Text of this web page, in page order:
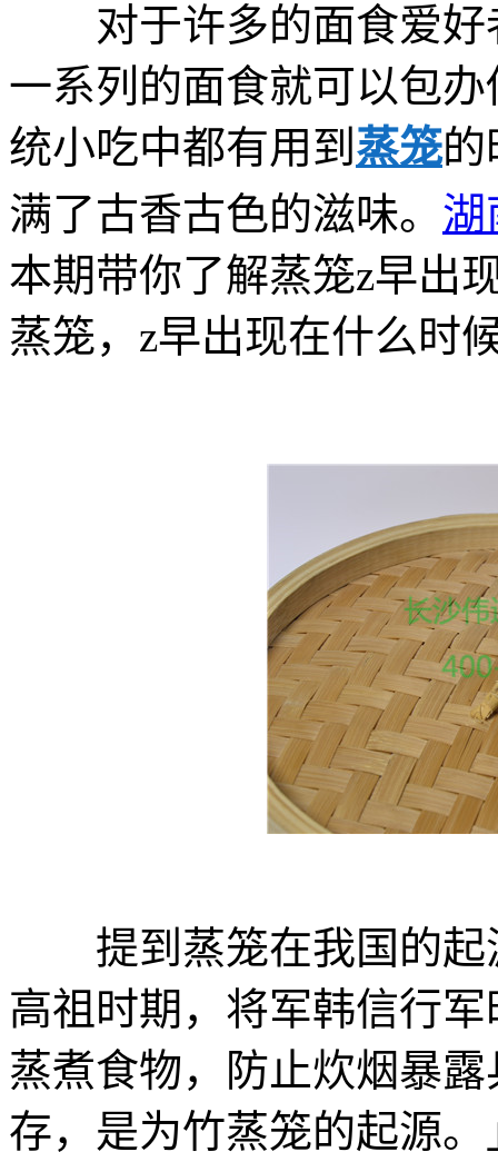
对于许多的面食爱好
一系列的面食就可以包
统小吃中都有用到 蒸笼的
满了古香古色的滋味。 湖
本期带你了解蒸笼z早
蒸笼，z早出现在什么时
提到蒸笼在我国的起
高祖时期，将军韩信行
蒸煮食物，防止炊烟暴
存，是为竹蒸笼的起源。